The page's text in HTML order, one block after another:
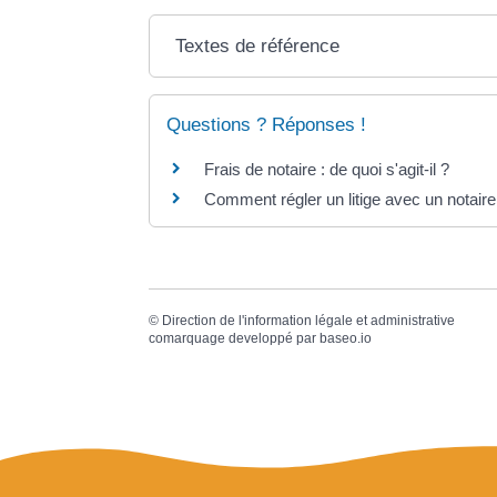
Textes de référence
Questions ? Réponses !
Frais de notaire : de quoi s'agit-il ?
Comment régler un litige avec un
© Direction de l'information légale et administrative
comarquage developpé par baseo.io